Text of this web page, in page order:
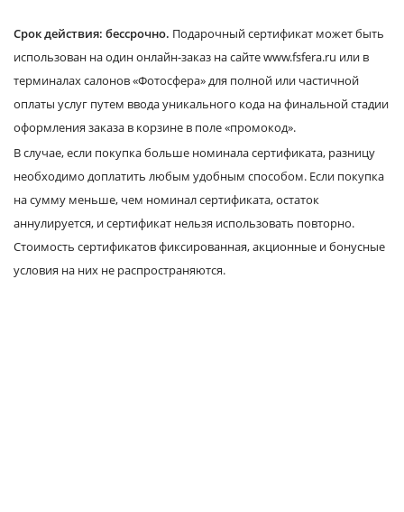
Срок действия: бессрочно. Подарочный сертификат может быть
использован на один онлайн-заказ на сайте www.fsfera.ru или в
терминалах салонов «Фотосфера» для полной или частичной
оплаты услуг путем ввода уникального кода на финальной стадии
оформления заказа в корзине в поле «промокод».
В случае, если покупка больше номинала сертификата, разницу
необходимо доплатить любым удобным способом. Если покупка
на сумму меньше, чем номинал сертификата, остаток
аннулируется, и сертификат нельзя использовать повторно.
Стоимость сертификатов фиксированная, акционные и бонусные
условия на них не распространяются.